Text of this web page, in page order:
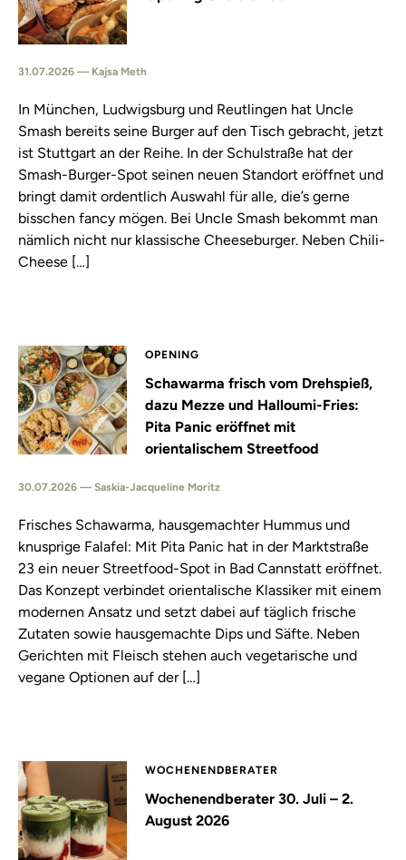
31.07.2026 — Kajsa Meth
In München, Ludwigsburg und Reutlingen hat Uncle
Smash bereits seine Burger auf den Tisch gebracht, jetzt
ist Stuttgart an der Reihe. In der Schulstraße hat der
Smash-Burger-Spot seinen neuen Standort eröffnet und
bringt damit ordentlich Auswahl für alle, die’s gerne
bisschen fancy mögen. Bei Uncle Smash bekommt man
nämlich nicht nur klassische Cheeseburger. Neben Chili-
Cheese […]
OPENING
Schawarma frisch vom Drehspieß,
dazu Mezze und Halloumi-Fries:
Pita Panic eröffnet mit
orientalischem Streetfood
30.07.2026 — Saskia-Jacqueline Moritz
Frisches Schawarma, hausgemachter Hummus und
knusprige Falafel: Mit Pita Panic hat in der Marktstraße
23 ein neuer Streetfood-Spot in Bad Cannstatt eröffnet.
Das Konzept verbindet orientalische Klassiker mit einem
modernen Ansatz und setzt dabei auf täglich frische
Zutaten sowie hausgemachte Dips und Säfte. Neben
Gerichten mit Fleisch stehen auch vegetarische und
vegane Optionen auf der […]
WOCHENENDBERATER
Wochenendberater 30. Juli – 2.
August 2026